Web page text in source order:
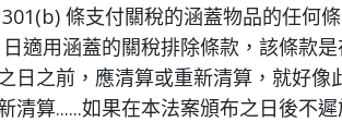
條支付關稅的涵蓋物品的任何
適用涵蓋的關稅排除條款，該條款
日之前，應清算或重新清算，就好像
清算......如果在本法案頒布之日後不